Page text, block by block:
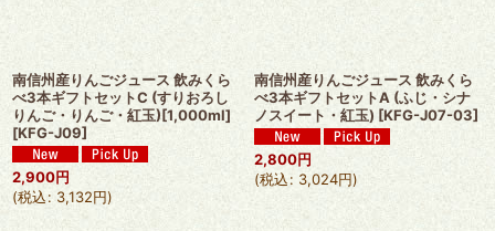
南信州産りんごジュース 飲みくら
べ3本ギフトセットC (すりおろし
りんご・りんご・紅玉)[1,000ml]
[KFG-J09]
2,900円
(税込: 3,132円)
南信州産りんごジュース 飲みくら
べ3本ギフトセットA (ふじ・シナ
ノスイート・紅玉) [KFG-J07-03]
2,800円
(税込: 3,024円)